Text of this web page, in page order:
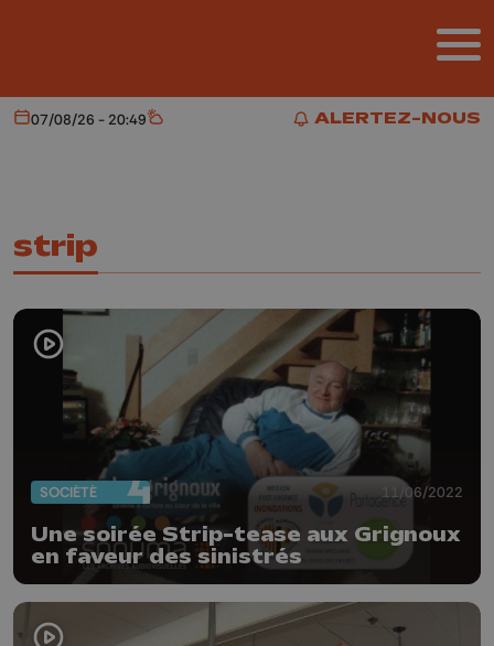
ALERTEZ-NOUS
ALERTEZ-NOUS
Aujourd'hui
07/08/26 - 20:49 Météo
strip
SOCIÉTÉ 11/06/2022
Une soirée Strip-tease aux Grignoux
en faveur des sinistrés